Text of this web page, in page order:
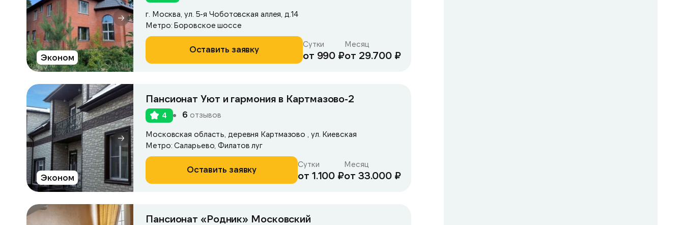
Эконом
г. Москва, ул. 5-я Чоботовская аллея, д.14
Метро: Боровское шоссе
Оставить заявку Сутки
от 990 ₽
Месяц
от 29.700 ₽
Эконом
Пансионат Уют и гармония в Картмазово-2
4 6 отзывов
Московская область, деревня Картмазово , ул. Киевская
Метро: Саларьево, Филатов луг
Оставить заявку Сутки
от 1.100 ₽
Месяц
от 33.000 ₽
Пансионат «Родник» Московский